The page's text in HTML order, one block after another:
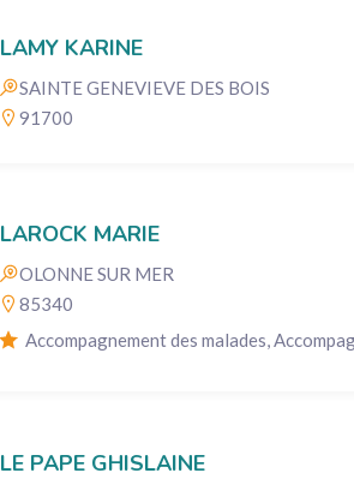
LAMY KARINE
SAINTE GENEVIEVE DES BOIS
91700
LAROCK MARIE
OLONNE SUR MER
85340
Accompagnement des malades,
LE PAPE GHISLAINE